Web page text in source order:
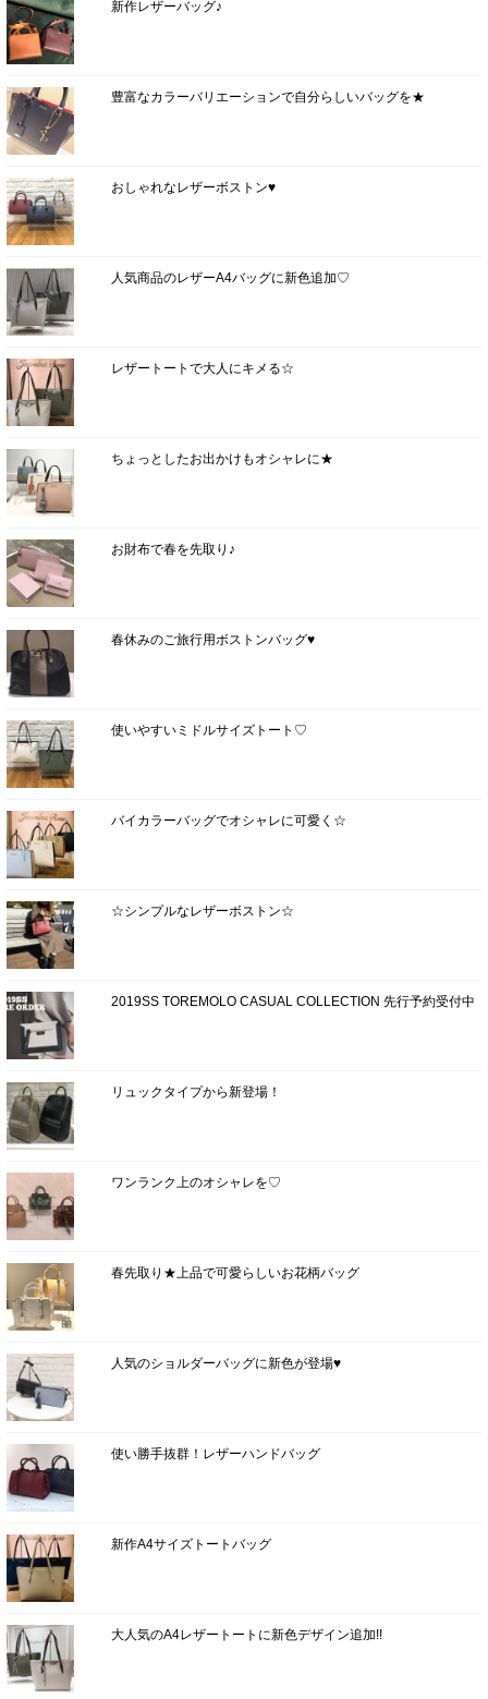
新作レザーバッグ♪
豊富なカラーバリエーションで自分らしいバッグを★
おしゃれなレザーボストン♥
人気商品のレザーA4バッグに新色追加♡
レザートートで大人にキメる☆
ちょっとしたお出かけもオシャレに★
お財布で春を先取り♪
春休みのご旅行用ボストンバッグ♥
使いやすいミドルサイズトート♡
バイカラーバッグでオシャレに可愛く☆
☆シンプルなレザーボストン☆
2019SS TOREMOLO CASUAL COLLECTION 先行予約受付中
リュックタイプから新登場！
ワンランク上のオシャレを♡
春先取り★上品で可愛らしいお花柄バッグ
人気のショルダーバッグに新色が登場♥
使い勝手抜群！レザーハンドバッグ
新作A4サイズトートバッグ
大人気のA4レザートートに新色デザイン追加!!